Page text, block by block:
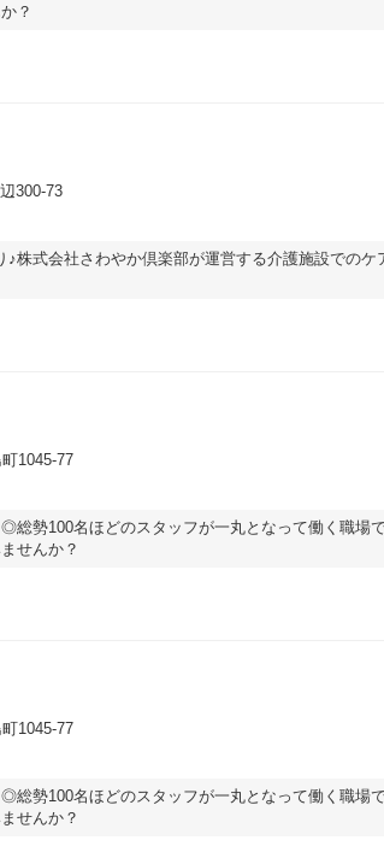
？
300-73
♪株式会社さわやか倶楽部が運営する介護施設でのケ
1045-77
総勢100名ほどのスタッフが一丸となって働く職場で
せんか？
1045-77
総勢100名ほどのスタッフが一丸となって働く職場で
せんか？